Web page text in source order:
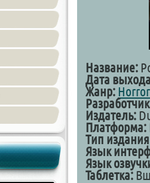
Название:
Дата
Жанр: Horror
Издатель:
Платформа:
Тип издания
Язык
Язык
Таблетка: